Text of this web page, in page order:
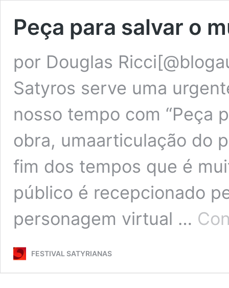
Peça para salvar o
por Douglas
Satyros serve uma
nosso tempo com “Peça
obra, umaarticulação do
fim dos tempos que é
público é recepcionado
personagem virtual …
FESTIVAL SATYRIANAS